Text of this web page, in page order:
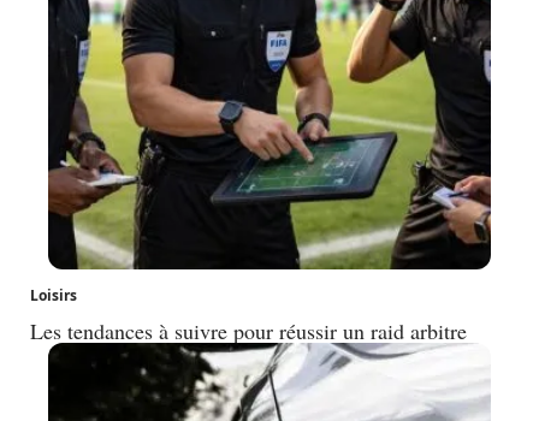
Loisirs
Les tendances à suivre pour réussir un raid arbitre